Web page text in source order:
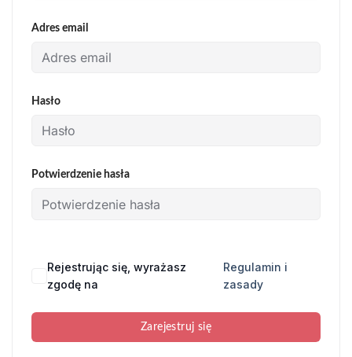
Adres email
Hasło
Potwierdzenie hasła
Rejestrując się, wyrażasz
zgodę na
Regulamin i
zasady
Zarejestruj się